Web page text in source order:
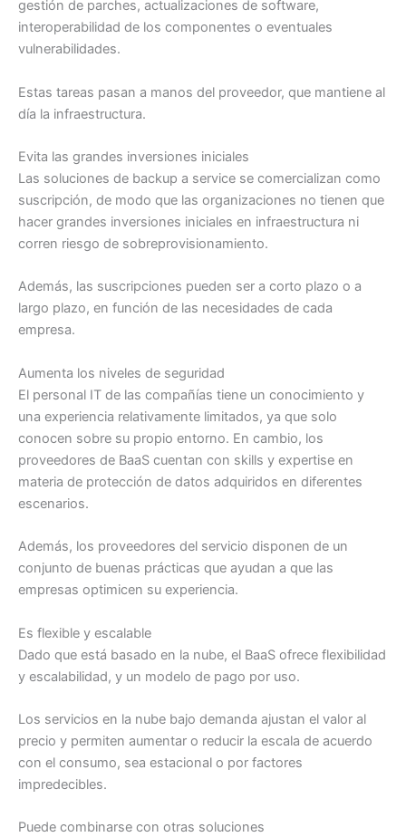
gestión de parches, actualizaciones de software,
interoperabilidad de los componentes o eventuales
vulnerabilidades.
Estas tareas pasan a manos del proveedor, que mantiene al
día la infraestructura.
Evita las grandes inversiones iniciales
Las soluciones de backup a service se comercializan como
suscripción, de modo que las organizaciones no tienen que
hacer grandes inversiones iniciales en infraestructura ni
corren riesgo de sobreprovisionamiento.
Además, las suscripciones pueden ser a corto plazo o a
largo plazo, en función de las necesidades de cada
empresa.
Aumenta los niveles de seguridad
El personal IT de las compañías tiene un conocimiento y
una experiencia relativamente limitados, ya que solo
conocen sobre su propio entorno. En cambio, los
proveedores de BaaS cuentan con skills y expertise en
materia de protección de datos adquiridos en diferentes
escenarios.
Además, los proveedores del servicio disponen de un
conjunto de buenas prácticas que ayudan a que las
empresas optimicen su experiencia.
Es flexible y escalable
Dado que está basado en la nube, el BaaS ofrece flexibilidad
y escalabilidad, y un modelo de pago por uso.
Los servicios en la nube bajo demanda ajustan el valor al
precio y permiten aumentar o reducir la escala de acuerdo
con el consumo, sea estacional o por factores
impredecibles.
Puede combinarse con otras soluciones